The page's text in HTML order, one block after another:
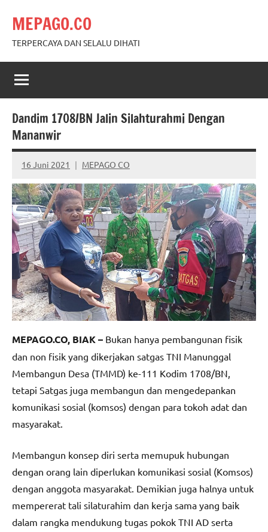
content
MEPAGO.CO
TERPERCAYA DAN SELALU DIHATI
Dandim 1708/BN Jalin Silahturahmi Dengan
Mananwir
16 Juni 2021 MEPAGO CO
No
comments
MEPAGO.CO, BIAK – Bukan hanya pembangunan fisik
dan non fisik yang dikerjakan satgas TNI Manunggal
Membangun Desa (TMMD) ke-111 Kodim 1708/BN,
tetapi Satgas juga membangun dan mengedepankan
komunikasi sosial (komsos) dengan para tokoh adat dan
masyarakat.
Membangun konsep diri serta memupuk hubungan
dengan orang lain diperlukan komunikasi sosial (Komsos)
dengan anggota masyarakat. Demikian juga halnya untuk
mempererat tali silaturahim dan kerja sama yang baik
dalam rangka mendukung tugas pokok TNI AD serta